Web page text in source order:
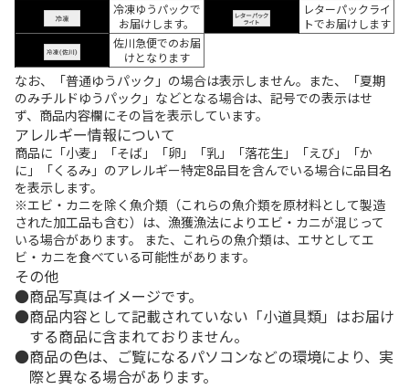
冷凍ゆうパックで
お届けします。
レターパックライ
トでお届けします
佐川急便でのお届
けとなります
なお、「普通ゆうパック」の場合は表示しません。また、「夏期
のみチルドゆうパック」などとなる場合は、記号での表示はせ
ず、商品内容欄にその旨を表示しています。
アレルギー情報について
商品に「小麦」「そば」「卵」「乳」「落花生」「えび」「か
に」「くるみ」のアレルギー特定8品目を含んでいる場合に品目名
を表示します。
※エビ・カニを除く魚介類（これらの魚介類を原材料として製造
された加工品も含む）は、漁獲漁法によりエビ・カニが混じって
いる場合があります。 また、これらの魚介類は、エサとしてエ
ビ・カニを食べている可能性があります。
その他
商品写真はイメージです。
商品内容として記載されていない「小道具類」はお届け
する商品に含まれておりません。
商品の色は、ご覧になるパソコンなどの環境により、実
際と異なる場合があります。